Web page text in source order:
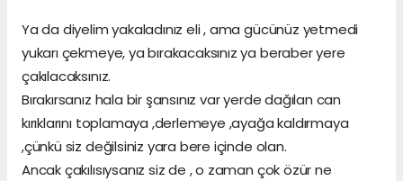
Ya da diyelim yakaladınız eli , ama gücünüz yetmedi
yukarı çekmeye, ya bırakacaksınız ya beraber yere
çakılacaksınız.
Bırakırsanız hala bir şansınız var yerde dağılan can
kırıklarını toplamaya ,derlemeye ,ayağa kaldırmaya
,çünkü siz değilsiniz yara bere içinde olan.
Ancak çakılısıysanız siz de , o zaman çok özür ne